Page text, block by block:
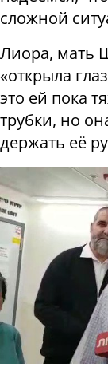
сложной
Лиора, мать
«открыла
это ей пока
трубки, но
держать её